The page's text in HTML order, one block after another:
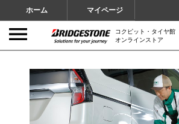
ホーム マイページ
コクピット・タイヤ館
オンラインストア